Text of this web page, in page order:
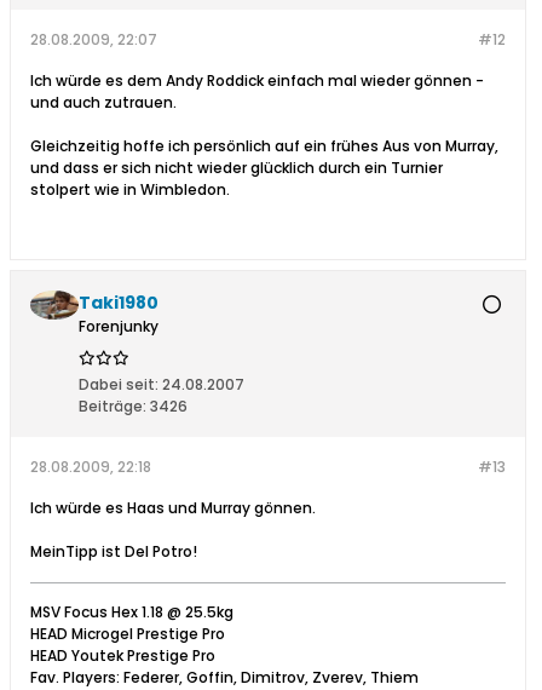
#12
28.08.2009, 22:07
Ich würde es dem Andy Roddick einfach mal wieder gönnen -
und auch zutrauen.
Gleichzeitig hoffe ich persönlich auf ein frühes Aus von Murray,
und dass er sich nicht wieder glücklich durch ein Turnier
stolpert wie in Wimbledon.
Taki1980
Forenjunky
Dabei seit: 24.08.2007
Beiträge: 3426
#13
28.08.2009, 22:18
Ich würde es Haas und Murray gönnen.
MeinTipp ist Del Potro!
MSV Focus Hex 1.18 @ 25.5kg
HEAD Microgel Prestige Pro
HEAD Youtek Prestige Pro
Fav. Players: Federer, Goffin, Dimitrov, Zverev, Thiem